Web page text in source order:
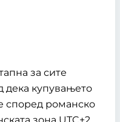
за сите
дека купувањето
според романско